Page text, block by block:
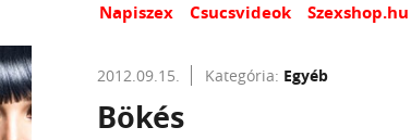
Napiszex Csucsvideok Szexshop.hu
2012.09.15. Kategória: Egyéb
Bökés